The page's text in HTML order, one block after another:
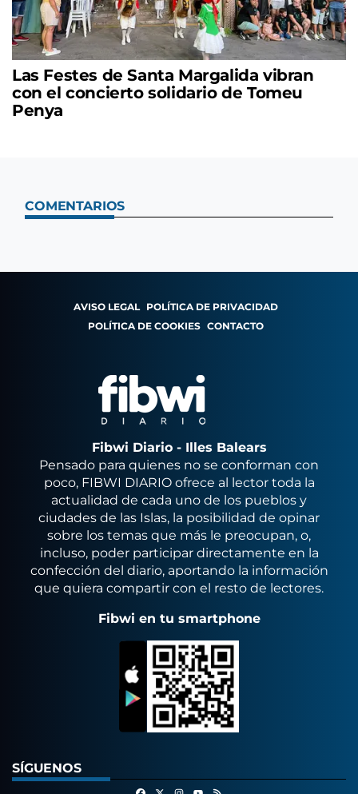
Las Festes de Santa Margalida vibran
con el concierto solidario de Tomeu
Penya
COMENTARIOS
AVISO LEGAL POLÍTICA DE PRIVACIDAD
POLÍTICA DE COOKIES CONTACTO
Fibwi Diario - Illes Balears
Pensado para quienes no se conforman con
poco, FIBWI DIARIO ofrece al lector toda la
actualidad de cada uno de los pueblos y
ciudades de las Islas, la posibilidad de opinar
sobre los temas que más le preocupan, o,
incluso, poder participar directamente en la
confección del diario, aportando la información
que quiera compartir con el resto de lectores.
Fibwi en tu smartphone
SÍGUENOS
FacebookInstagram